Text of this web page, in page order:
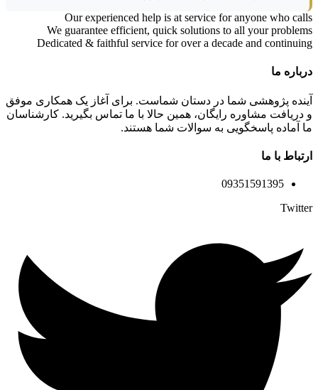
Our experienced help is at service for anyone who calls
We guarantee efficient, quick solutions to all your problems
Dedicated & faithful service for over a decade and continuing
درباره ما
آینده پژوهشی شما در دستان شماست. برای آغاز یک همکاری موفق
و دریافت مشاوره رایگان، همین حالا با ما تماس بگیرید. کارشناسان
ما آماده پاسخگویی به سوالات شما هستند.
ارتباط با ما
09351591395
Twitter